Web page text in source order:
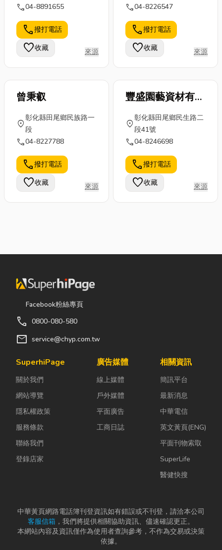
call04-8891655
call撥打電話
favorite收藏 來源
call04-8226547
call撥打電話
favorite收藏 來源
曾秉叡
location_on
彰化縣田尾鄉民族路一
段
call04-8227788
call撥打電話
favorite收藏 來源
豐盛園藝資材有限
公司
location_on
彰化縣田尾鄉民生路二
段41號
call04-8246698
call撥打電話
favorite收藏 來源
Facebook粉絲專頁
call 0800-080-580
mail service@chyp.com.tw
SuperhiPage
關於我們
網站導覽
隱私權政策
服務條款
聯絡我們
登錄店家
廣告媒體
線上媒體
戶外媒體
平面廣告
工商日誌
相關資訊
簡訊平台
最新消息
中華電信
英文黃頁(ENG)
平面刊物索取
SuperLife
醫健快搜
中華黃頁網路電話簿刊登資訊如有錯誤或不刊登，請洽本公司
客服信箱 ，我們將提供相關協助資訊、儘速確認更正。
本網站內容及資訊僅作為使用者查詢參考，不作為交易或決策
依據。